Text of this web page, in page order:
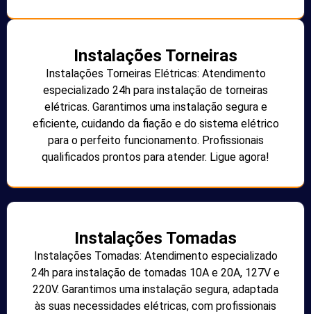
Instalações Torneiras
Instalações Torneiras Elétricas: Atendimento
especializado 24h para instalação de torneiras
elétricas. Garantimos uma instalação segura e
eficiente, cuidando da fiação e do sistema elétrico
para o perfeito funcionamento. Profissionais
qualificados prontos para atender. Ligue agora!
Instalações Tomadas
Instalações Tomadas: Atendimento especializado
24h para instalação de tomadas 10A e 20A, 127V e
220V. Garantimos uma instalação segura, adaptada
às suas necessidades elétricas, com profissionais